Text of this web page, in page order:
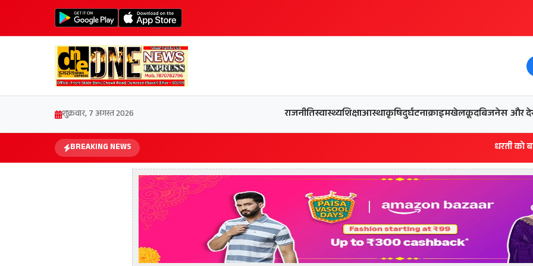
शुक्रवार, 7 अगस्त 2026 राजनीतिस्वास्थ्यशिक्षाआस्थाकृषिदुर्घटनाक्राइमखेलकूदबिजनेस और
BREAKING NEWS धरती को बचाने एवं अंगदान